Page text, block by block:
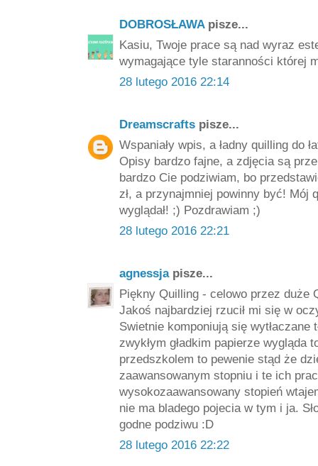
DOBROSŁAWApisze...
Kasiu, Twoje prace są nad wyraz
wymagające tyle staranności której
28 lutego 2016 22:14
Dreamscrafts pisze...
Wspaniały wpis, a ładny quilling do
Opisy bardzo fajne, a zdjęcia są
bardzo Cie podziwiam, bo
zł, a przynajmniej powinny być! Mój
wyglądał! ;) Pozdrawiam ;)
28 lutego 2016 22:21
agnessjapisze...
Piękny Quilling - celowo przez duże
Jakoś najbardziej rzucił mi się w
Swietnie komponiują się wytłaczane
zwykłym gładkim papierze wygląda
przedszkolem to pewenie stąd że
zaawansowanym stopniu i te ich
wysokozaawansowany stopień
nie ma bladego pojecia w tym i ja.
godne podziwu :D
28 lutego 2016 22:22